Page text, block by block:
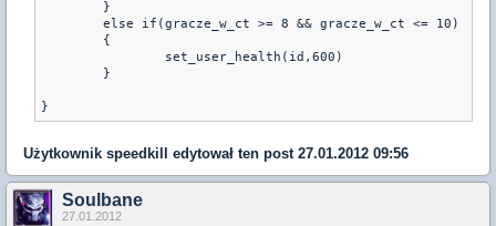
}
Użytkownik speedkill edytował ten post 27.01.2012 09:56
Soulbane
27.01.2012